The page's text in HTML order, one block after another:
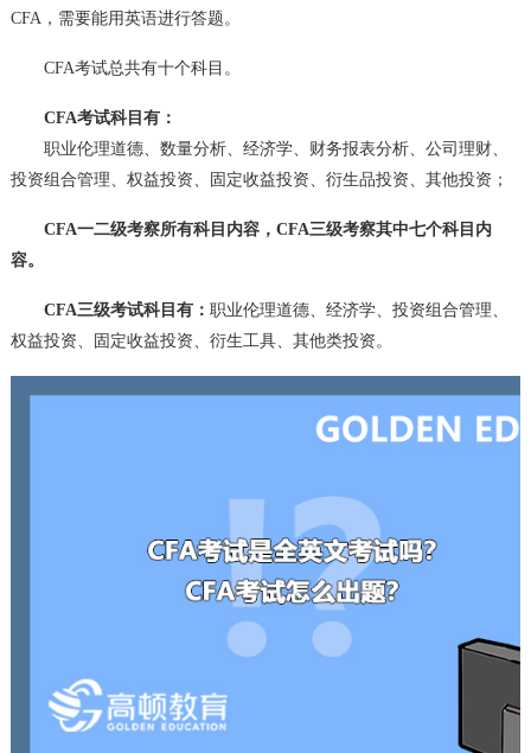
CFA，需要能用英语进行答题。
CFA考试总共有十个科目。
CFA考试科目有：
职业伦理道德、数量分析、经济学、财务报表分析、公司理财、
投资组合管理、权益投资、固定收益投资、衍生品投资、其他投资；
CFA一二级考察所有科目内容，CFA三级考察其中七个科目内
容。
CFA三级考试科目有： 职业伦理道德、经济学、投资组合管理、
权益投资、固定收益投资、衍生工具、其他类投资。